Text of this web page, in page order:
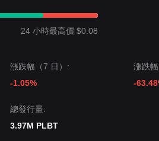
24 小時最高價 $0.08
漲跌幅（7 日）:
-1.05%
漲跌
-
總發行量:
3.97M PLBT